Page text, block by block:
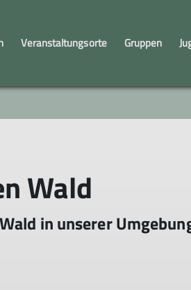
Beirat
Veranstaltungsorte Gruppen
Sportklettern Alpinistik-
Jugend 1
Wald
in unserer